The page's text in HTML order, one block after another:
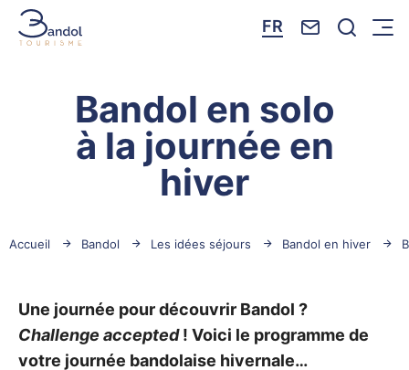
FR Nous Je
Menu
Bandol en solo
à la journée en
hiver
Accueil Bandol Les idées séjours Bandol en hiver
Une journée pour découvrir Bandol ?
Challenge accepted! Voici le programme de
votre journée bandolaise hivernale…